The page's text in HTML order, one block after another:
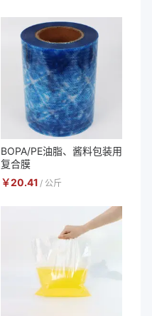
BOPA/PE油脂、酱料包装用
复合膜
￥20.41 / 公斤